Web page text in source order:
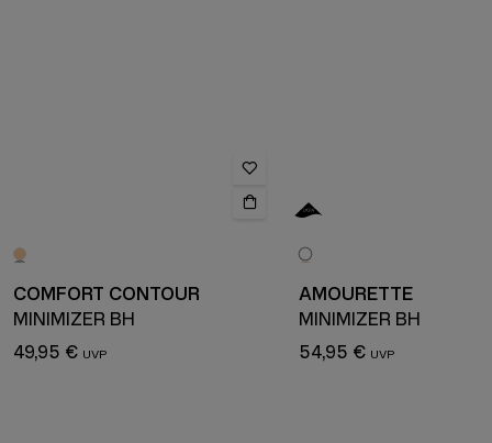
COMFORT CONTOUR
MINIMIZER BH
49,95 €
AMOURETTE
MINIMIZER BH
54,95 €